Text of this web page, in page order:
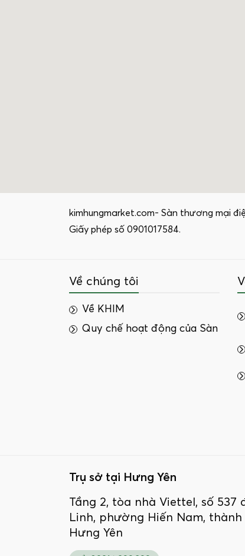
kimhungmarket.com- Sàn thương mại
Giấy phép số 0901017584.
Về chúng tôi
Về KHIM
Quy chế hoạt động của Sàn
Trụ sở tại Hưng Yên
Tầng 2, tòa nhà Viettel, số 537
Linh, phường Hiến Nam,
Hưng Yên